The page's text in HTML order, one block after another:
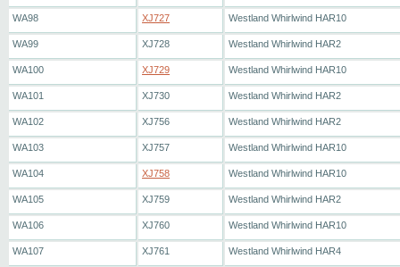
WA98 XJ727 Westland Whirlwind HAR10
WA99 XJ728 Westland Whirlwind HAR2
WA100 XJ729 Westland Whirlwind HAR10
WA101 XJ730 Westland Whirlwind HAR2
WA102 XJ756 Westland Whirlwind HAR2
WA103 XJ757 Westland Whirlwind HAR10
WA104 XJ758 Westland Whirlwind HAR10
WA105 XJ759 Westland Whirlwind HAR2
WA106 XJ760 Westland Whirlwind HAR10
WA107 XJ761 Westland Whirlwind HAR4